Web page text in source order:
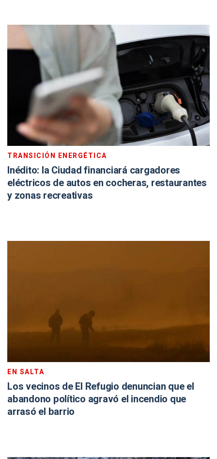
TRANSICIÓN ENERGÉTICA
Inédito: la Ciudad financiará cargadores
eléctricos de autos en cocheras, restaurantes
y zonas recreativas
EN SALTA
Los vecinos de El Refugio denuncian que el
abandono político agravó el incendio que
arrasó el barrio